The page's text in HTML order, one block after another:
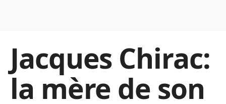
Jacques Chirac:
la mère de son